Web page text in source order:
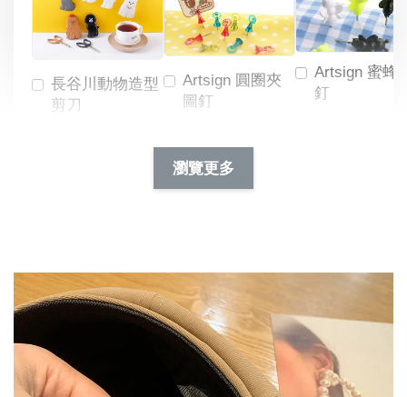
長谷川動物造型
剪刀
Artsign 圓圈夾
圖釘
NT$ 19.00
NT$ 66.00
Artsign 蜜蜂
釘
瀏覽更多